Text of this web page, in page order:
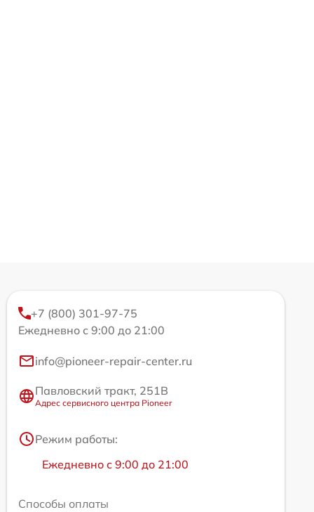
+7 (800) 301-97-75
Ежедневно с 9:00 до 21:00
info@pioneer-repair-center.ru
Павловский тракт, 251В
Адрес сервисного центра Pioneer
Режим работы:
Ежедневно с 9:00 до 21:00
Способы оплаты